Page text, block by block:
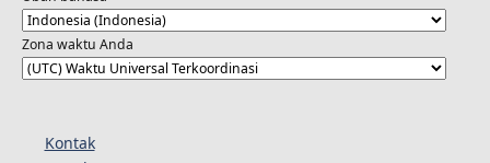
Zona waktu Anda
Kontak